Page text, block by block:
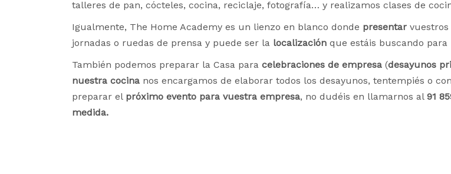
talleres de pan, cócteles, cocina, reciclaje, fotografía… y realizamos clases de
Igualmente, The Home Academy es un lienzo en blanco donde presentar vuestros
jornadas o ruedas de prensa y puede ser la localización que estáis buscando para
También podemos preparar la Casa para celebraciones de empresa (desayunos
nuestra cocina nos encargamos de elaborar todos los desayunos, tentempiés o
preparar el próximo evento para vuestra empresa, no dudéis en llamarnos al 91
medida.